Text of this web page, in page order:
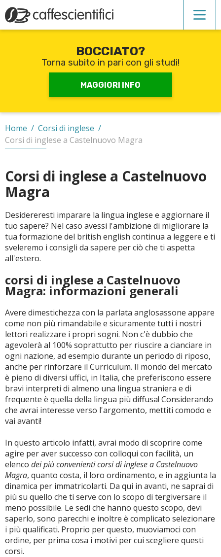
Recupero anni scolastici
Scuole private
Scuole serali
BOCCIATO?
Torna subito in pari con gli studi!
MAGGIORI INFO
Home / Corsi di inglese /
Corsi di inglese a Castelnuovo Magra
Corsi di inglese a Castelnuovo
Magra
Desidereresti imparare la lingua inglese e aggiornare il
tuo sapere? Nel caso avessi l'ambizione di migliorare la
tua formazione del british english continua a leggere e ti
sveleremo i consigli da sapere per ciò che ti aspetta
all'estero.
corsi di inglese a Castelnuovo
Magra: informazioni generali
Avere dimestichezza con la parlata anglosassone appare
come non più rimandabile e sicuramente tutti i nostri
lettori realizzare i propri sogni. Non c'è dubbio che
agevolerà al 100% soprattutto per riuscire a cianciare in
ogni nazione, ad esempio durante un periodo di riposo,
anche per rinforzare il Curriculum. Il mondo del mercato
è pieno di diversi uffici, in Italia, che preferiscono essere
bravi interpreti di almeno una lingua straniera e di
frequente è quella della lingua più diffusa! Considerando
che avrai interesse verso l'argomento, mettiti comodo e
vai avanti!
In questo articolo infatti, avrai modo di scoprire come
agire per aver successo con colloqui con facilità, un
elenco dei più convenienti corsi di inglese a Castelnuovo
Magra, quanto costa, il loro ordinamento, e in aggiunta la
dinamica per immatricolarti. Da qui in avanti, ne saprai di
più su quello che ti serve con lo scopo di tergiversare il
meno possibile. Le sedi che hanno questo scopo, devi
saperlo, sono parecchi e inoltre è complicato selezionare
i più qualificati. Proprio per questo, muoviamoci con
ordine, per prima cosa i motivi per cui scegliere questi
corsi.